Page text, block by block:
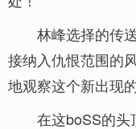
林峰选择的传
接纳入仇恨范围的
地观察这个新出现
在这boSS的头